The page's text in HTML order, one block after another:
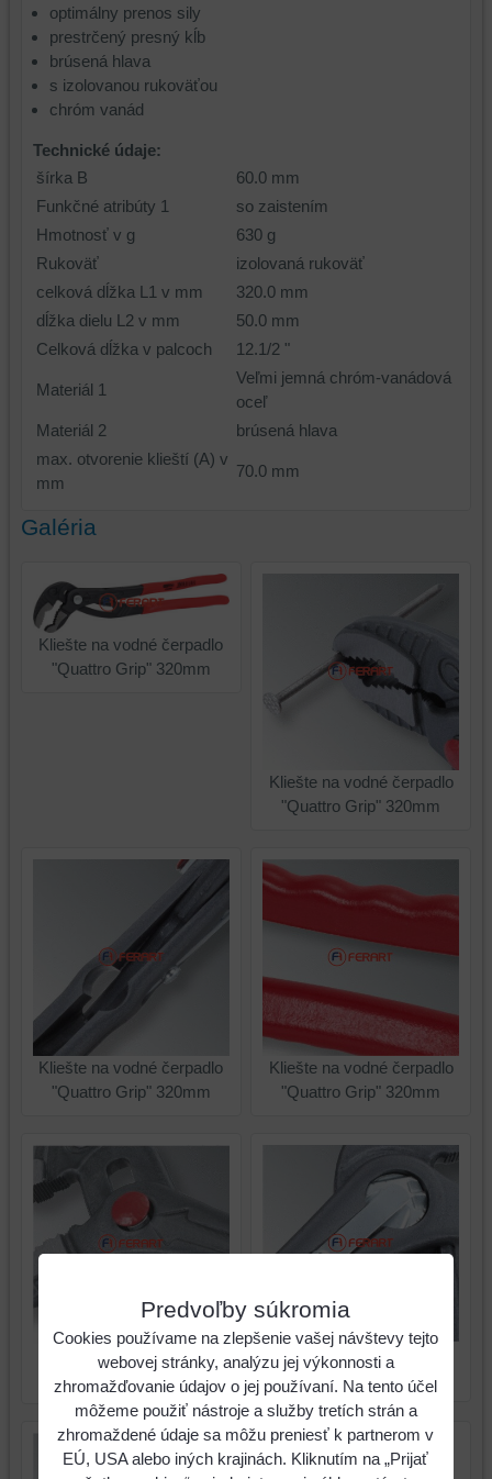
optimálny prenos sily
prestrčený presný kĺb
brúsená hlava
s izolovanou rukoväťou
chróm vanád
Technické údaje:
šírka B
60.0 mm
Funkčné atribúty 1
so zaistením
Hmotnosť v g
630 g
Rukoväť
izolovaná rukoväť
celková dĺžka L1 v mm
320.0 mm
dĺžka dielu L2 v mm
50.0 mm
Celková dĺžka v palcoch
12.1/2 "
Materiál 1
Veľmi jemná chróm-vanádová
oceľ
Materiál 2
brúsená hlava
max. otvorenie klieští (A) v
mm
70.0 mm
Galéria
Kliešte na vodné čerpadlo
"Quattro Grip" 320mm
Kliešte na vodné čerpadlo
"Quattro Grip" 320mm
Kliešte na vodné čerpadlo
"Quattro Grip" 320mm
Kliešte na vodné čerpadlo
"Quattro Grip" 320mm
Kliešte na vodné čerpadlo
"Quattro Grip" 320mm
Kliešte na vodné čerpadlo
"Quattro Grip" 320mm
Predvoľby súkromia
Cookies používame na zlepšenie vašej návštevy tejto
webovej stránky, analýzu jej výkonnosti a
zhromažďovanie údajov o jej používaní. Na tento účel
môžeme použiť nástroje a služby tretích strán a
zhromaždené údaje sa môžu preniesť k partnerom v
EÚ, USA alebo iných krajinách. Kliknutím na „Prijať